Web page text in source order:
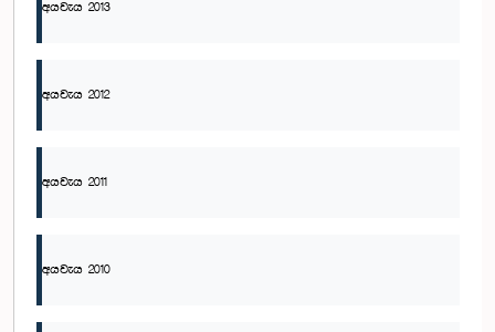
අයවැය 2013
අයවැය 2012
අයවැය 2011
අයවැය 2010